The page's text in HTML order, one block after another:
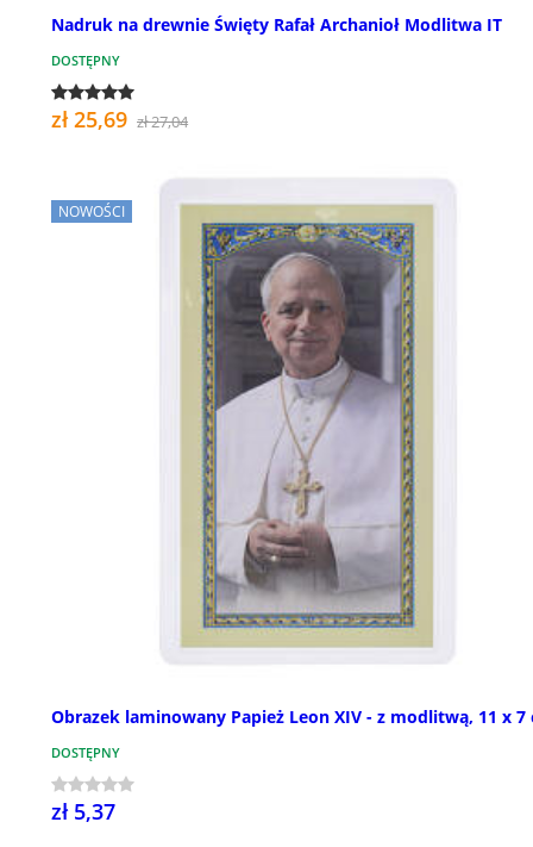
Nadruk na drewnie Święty Rafał Archanioł Modlitwa IT
DOSTĘPNY
zł 25,69 zł 27,04
NOWOŚCI
Obrazek laminowany Papież Leon XIV - z modlitwą, 11 x 7
DOSTĘPNY
zł 5,37